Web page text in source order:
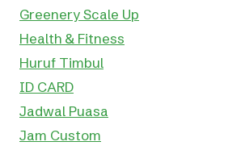
Greenery Scale Up
Health & Fitness
Huruf Timbul
ID CARD
Jadwal Puasa
Jam Custom